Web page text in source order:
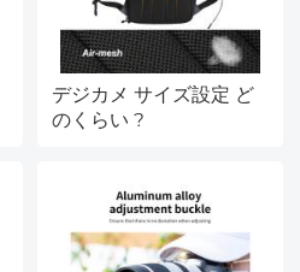
デジカメ サイズ設定 ど
のくらい ?